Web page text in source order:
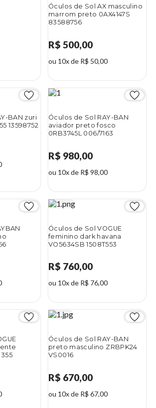
Óculos de Sol AX masculino
marrom preto 0AX4147S
83588756
R$ 500,00
ou 10x de R$ 50,00
BAN zuri
13598752
Óculos de Sol RAY-BAN
aviador preto fosco
0RB3745L 006/7163
R$ 980,00
ou 10x de R$ 98,00
Óculos de Sol VOGUE
feminino dark havana
VO5634SB 1508T553
R$ 760,00
ou 10x de R$ 76,00
Óculos de Sol RAY-BAN
preto masculino ZRBPK24
VS0016
R$ 670,00
ou 10x de R$ 67,00